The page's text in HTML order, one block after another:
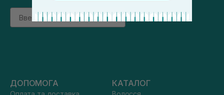
Email
підписатись
ДОПОМОГА КАТАЛОГ